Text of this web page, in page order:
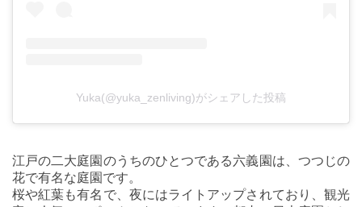
Yuka(@yuka_zenliving)がシェアした投稿
江戸の二大庭園のうちのひとつである六義園は、つつじの
花で有名な庭園です。
桜や紅葉も有名で、夜にはライトアップされており、観光